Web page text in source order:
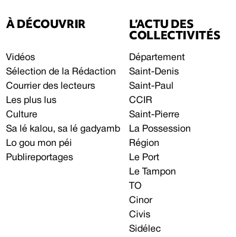
À DÉCOUVRIR
Vidéos
Sélection de la Rédaction
Courrier des lecteurs
Les plus lus
Culture
Sa lé kalou, sa lé gadyamb
Lo gou mon péi
Publireportages
L’ACTU DES
COLLECTIVITÉS
Département
Saint-Denis
Saint-Paul
CCIR
Saint-Pierre
La Possession
Région
Le Port
Le Tampon
TO
Cinor
Civis
Sidélec